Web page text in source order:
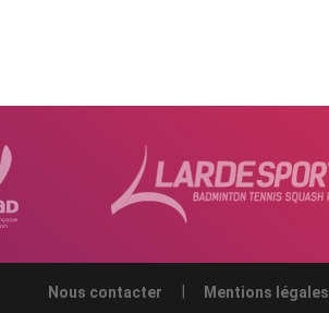
Nous contacter Mentions légales